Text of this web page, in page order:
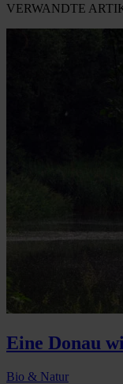
VERWANDTE
Eine Donau
Bio & Natur